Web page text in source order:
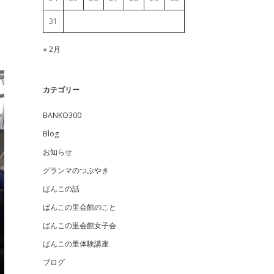
31
« 2月
カテゴリー
BANKO300
Blog
お知らせ
グランマのつぶやき
ばんこの話
ばんこの里会館のこと
ばんこの里会館女子会
ばんこの里体験講座
ブログ